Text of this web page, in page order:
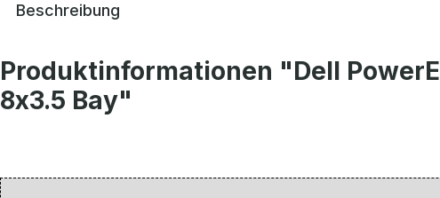
Beschreibung
Produktinformationen "Dell
8x3.5 Bay"